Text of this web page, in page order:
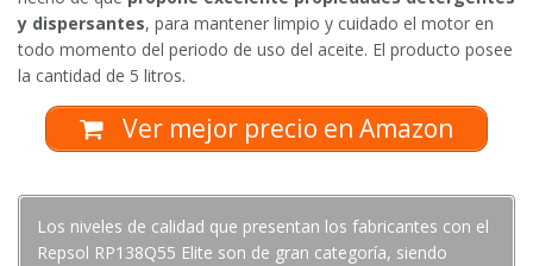
y dispersantes, para mantener limpio y cuidado el motor en
todo momento del periodo de uso del aceite. El producto posee
la cantidad de 5 litros.
Ver mejor precio en Amazon
Los niveles de calidad que presentan los fabricantes con el
Repsol RP138Q55 Elite son de gran categoría, siendo